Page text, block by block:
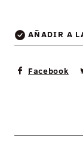
AÑADIR A
Facebook